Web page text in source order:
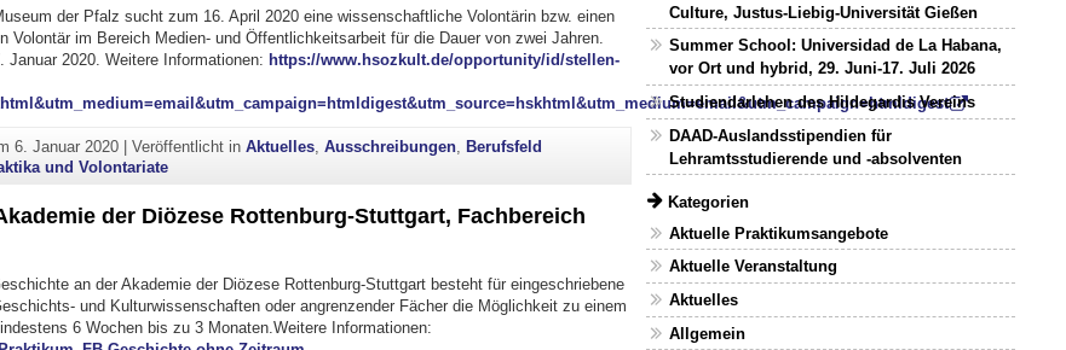
der Pfalz sucht zum 16. April 2020 eine wissenschaftliche Volontärin bzw. einen
Volontär im Bereich Medien- und Öffentlichkeitsarbeit für die Dauer von zwei Jahren.
Januar 2020. Weitere Informationen: https://www.hsozkult.de/opportunity/id/stellen-
6. Januar 2020 |Veröffentlicht inAktuelles ,Ausschreibungen ,Berufsfeld
und Volontariate
der Diözese Rottenburg-Stuttgart, Fachbereich
an der Akademie der Diözese Rottenburg-Stuttgart besteht für eingeschriebene
und Kulturwissenschaften oder angrenzender Fächer die Möglichkeit zu einem
6 Wochen bis zu 3 Monaten.Weitere Informationen:
Culture, Justus-Liebig-Universität Gießen
Summer School: Universidad de La Habana,
vor Ort und hybrid, 29. Juni-17. Juli 2026
Studiendarlehen des Hildegardis Vereins
DAAD-Auslandsstipendien für
Lehramtsstudierende und -absolventen
Kategorien
Aktuelle Praktikumsangebote
Aktuelle Veranstaltung
Aktuelles
Allgemein